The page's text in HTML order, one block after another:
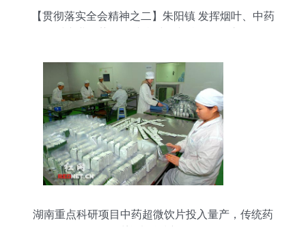
【贯彻落实全会精神之二】朱阳镇 发挥烟叶、中药
湖南重点科研项目中药超微饮片投入量产，传统药